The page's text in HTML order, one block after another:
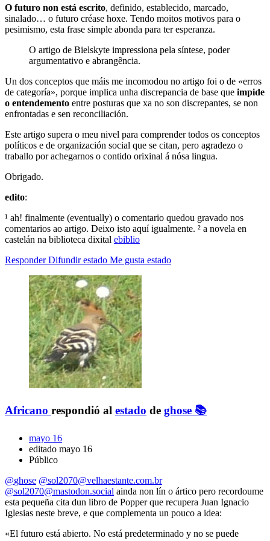
O futuro non está escrito, definido, establecido, marcado,
sinalado… o futuro créase hoxe. Tendo moitos motivos para o
pesimismo, esta frase simple abonda para ter esperanza.
O artigo de Bielskyte impressiona pela síntese, poder
argumentativo e abrangência.
Un dos conceptos que máis me incomodou no artigo foi o de «erros
de categoría», porque implica unha discrepancia de base que impide
o entendemento entre posturas que xa no son discrepantes, se non
enfrontadas e sen reconciliación.
Este artigo supera o meu nivel para comprender todos os conceptos
políticos e de organización social que se citan, pero agradezo o
traballo por achegarnos o contido orixinal á nósa lingua.
Obrigado.
edito:
¹ ah! finalmente (eventually) o comentario quedou gravado nos
comentarios ao artigo. Deixo isto aquí igualmente. ² a novela en
castelán na biblioteca dixital ebiblio
Responder Difundir estado Me gusta estado
Africano respondió al estado de ghose 📚
mayo 16
editado mayo 16
Público
@ghose @sol2070@velhaestante.com.br
@sol2070@mastodon.social ainda non lín o ártico pero recordoume
esta pequeña cita dun libro de Popper que recupera Juan Ignacio
Iglesias neste breve, e que complementa un pouco a idea:
«El futuro está abierto. No está predeterminado y no se puede